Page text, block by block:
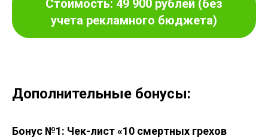
Стоимость: 49 900 рублей (без
учета рекламного бюджета)
Дополнительные бонусы:
Бонус №1: Чек-лист «10 смертных грехов